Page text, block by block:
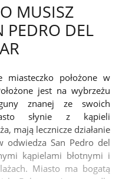
MUSISZ
PEDRO DEL
położone w
jest na wybrzeżu
znanej ze swoich
słynie z kąpieli
mają lecznicze działanie
odwiedza San Pedro del
kąpielami błotnymi i
Miasto ma bogatą